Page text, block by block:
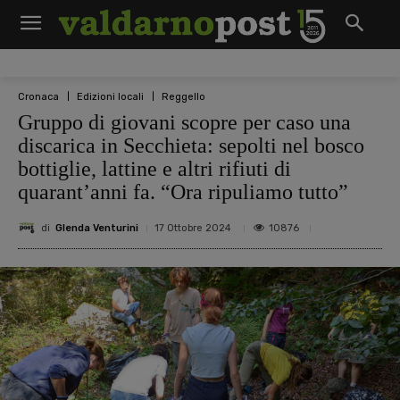
Cronaca Edizioni locali Reggello
Gruppo di giovani scopre per caso una
discarica in Secchieta: sepolti nel bosco
bottiglie, lattine e altri rifiuti di
quarant’anni fa. “Ora ripuliamo tutto”
di Glenda Venturini 17 Ottobre 2024 10876